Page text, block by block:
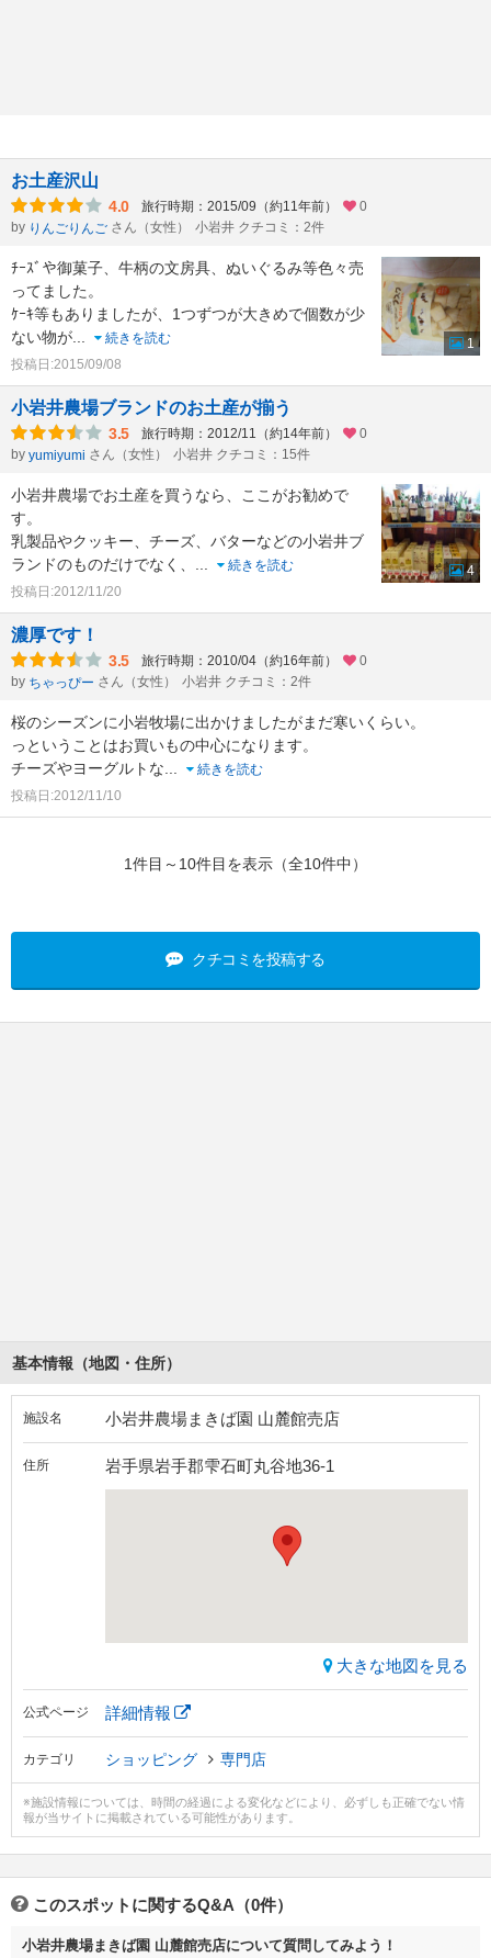
お土産沢山
4.0 旅行時期：2015/09（約11年前）
0
by りんごりんご さん（女性） 小岩井 クチコミ：2件
ﾁｰｽﾞや御菓子、牛柄の文房具、ぬいぐるみ等色々売
ってました。
ｹｰｷ等もありましたが、1つずつが大きめで個数が少
ない物が...
続きを読む
投稿日:2015/09/08
1
小岩井農場ブランドのお土産が揃う
3.5 旅行時期：2012/11（約14年前）
0
by yumiyumi さん（女性） 小岩井 クチコミ：15件
小岩井農場でお土産を買うなら、ここがお勧めで
す。
乳製品やクッキー、チーズ、バターなどの小岩井ブ
ランドのものだけでなく、 ...
続きを読む
投稿日:2012/11/20
4
濃厚です！
3.5 旅行時期：2010/04（約16年前）
0
by ちゃっぴー さん（女性） 小岩井 クチコミ：2件
桜のシーズンに小岩牧場に出かけましたがまだ寒いくらい。
っということはお買いもの中心になります。
チーズやヨーグルトな...
続きを読む
投稿日:2012/11/10
1件目～10件目を表示（全10件中）
クチコミを投稿する
基本情報（地図・住所）
施設名 小岩井農場まきば園 山麓館売店
住所 岩手県岩手郡雫石町丸谷地36-1
大きな地図を見る
公式ページ 詳細情報
カテゴリ ショッピング 専門店
※施設情報については、時間の経過による変化などにより、必ずしも正確でない情
報が当サイトに掲載されている可能性があります。
このスポットに関するQ&A（0件）
小岩井農場まきば園 山麓館売店について質問してみよう！